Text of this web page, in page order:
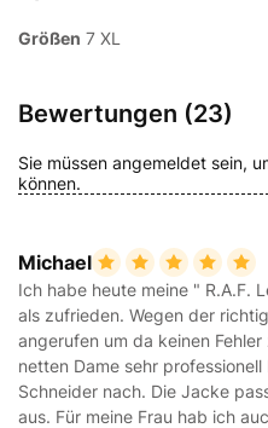
Größen 7 XL
Bewertungen (23)
Sie müssen angemeldet sein,
können.
Michael
Ich habe heute meine " R.A.F.
als zufrieden. Wegen der
angerufen um da keinen
netten Dame sehr
Schneider nach. Die Jacke
aus. Für meine Frau hab ich